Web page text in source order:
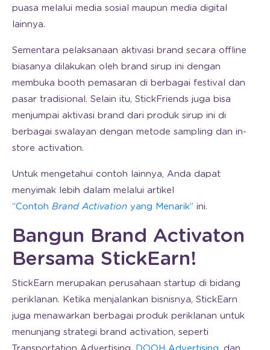
puasa melalui media sosial maupun media digital
lainnya.
Sementara pelaksanaan aktivasi brand secara offline
biasanya dilakukan oleh brand sirup ini dengan
membuka booth pemasaran di berbagai festival dan
pasar tradisional. Selain itu, StickFriends juga bisa
menjumpai aktivasi brand dari produk sirup ini di
berbagai swalayan dengan metode sampling dan in-
store activation.
Untuk mengetahui contoh lainnya, Anda dapat
menyimak lebih dalam melalui artikel
“Contoh Brand Activation yang Menarik” ini.
Bangun Brand Activaton
Bersama StickEarn!
StickEarn merupakan perusahaan startup di bidang
periklanan. Ketika menjalankan bisnisnya, StickEarn
juga menawarkan berbagai produk periklanan untuk
menunjang strategi brand activation, seperti